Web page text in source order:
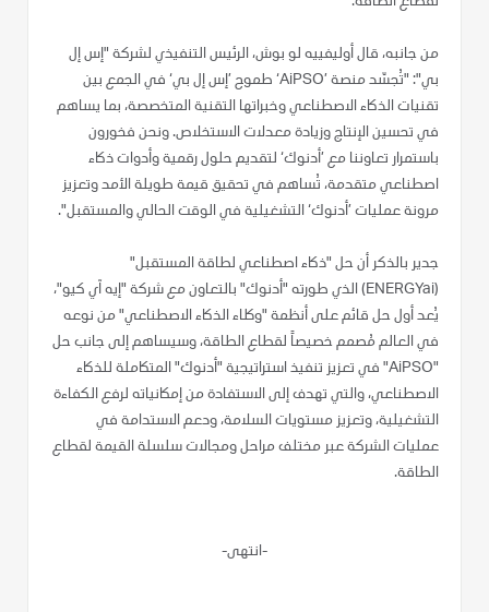
من جانبه، قال أوليفييه لو بوش، الرئيس التنفيذي لشركة "إس إل
بي": "تُجسّد منصة ’AiPSO‘ طموح ’إس إل بي‘ في الجمع بين
تقنيات الذكاء الاصطناعي وخبراتها التقنية المتخصصة، بما يساهم
في تحسين الإنتاج وزيادة معدلات الاستخلاص. ونحن فخورون
باستمرار تعاوننا مع ’أدنوك‘ لتقديم حلول رقمية وأدوات ذكاء
اصطناعي متقدمة، تُساهم في تحقيق قيمة طويلة الأمد وتعزيز
مرونة عمليات ’أدنوك‘ التشغيلية في الوقت الحالي والمستقبل".
جدير بالذكر أن حل "ذكاء اصطناعي لطاقة المستقبل"
(ENERGYai) الذي طورته "أدنوك" بالتعاون مع شركة "إيه آي كيو"،
يُعد أول حل قائم على أنظمة "وكلاء الذكاء الاصطناعي" من نوعه
في العالم مُصمم خصيصاً لقطاع الطاقة، وسيساهم إلى جانب حل
"AiPSO" في تعزيز تنفيذ استراتيجية "أدنوك" المتكاملة للذكاء
الاصطناعي، والتي تهدف إلى الاستفادة من إمكانياته لرفع الكفاءة
التشغيلية، وتعزيز مستويات السلامة، ودعم الاستدامة في
عمليات الشركة عبر مختلف مراحل ومجالات سلسلة القيمة لقطاع
الطاقة.
-انتهى-